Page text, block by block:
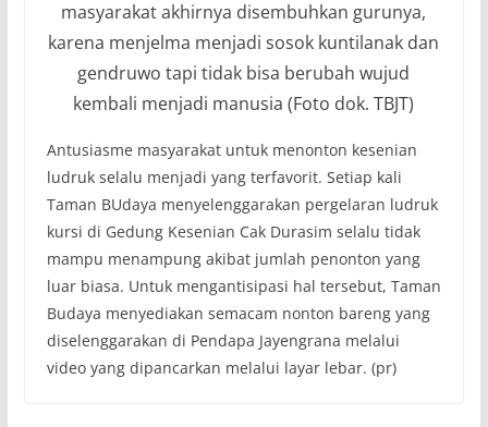
masyarakat akhirnya disembuhkan gurunya,
karena menjelma menjadi sosok kuntilanak dan
gendruwo tapi tidak bisa berubah wujud
kembali menjadi manusia (Foto dok. TBJT)
Antusiasme masyarakat untuk menonton kesenian
ludruk selalu menjadi yang terfavorit. Setiap kali
Taman BUdaya menyelenggarakan pergelaran ludruk
kursi di Gedung Kesenian Cak Durasim selalu tidak
mampu menampung akibat jumlah penonton yang
luar biasa. Untuk mengantisipasi hal tersebut, Taman
Budaya menyediakan semacam nonton bareng yang
diselenggarakan di Pendapa Jayengrana melalui
video yang dipancarkan melalui layar lebar. (pr)